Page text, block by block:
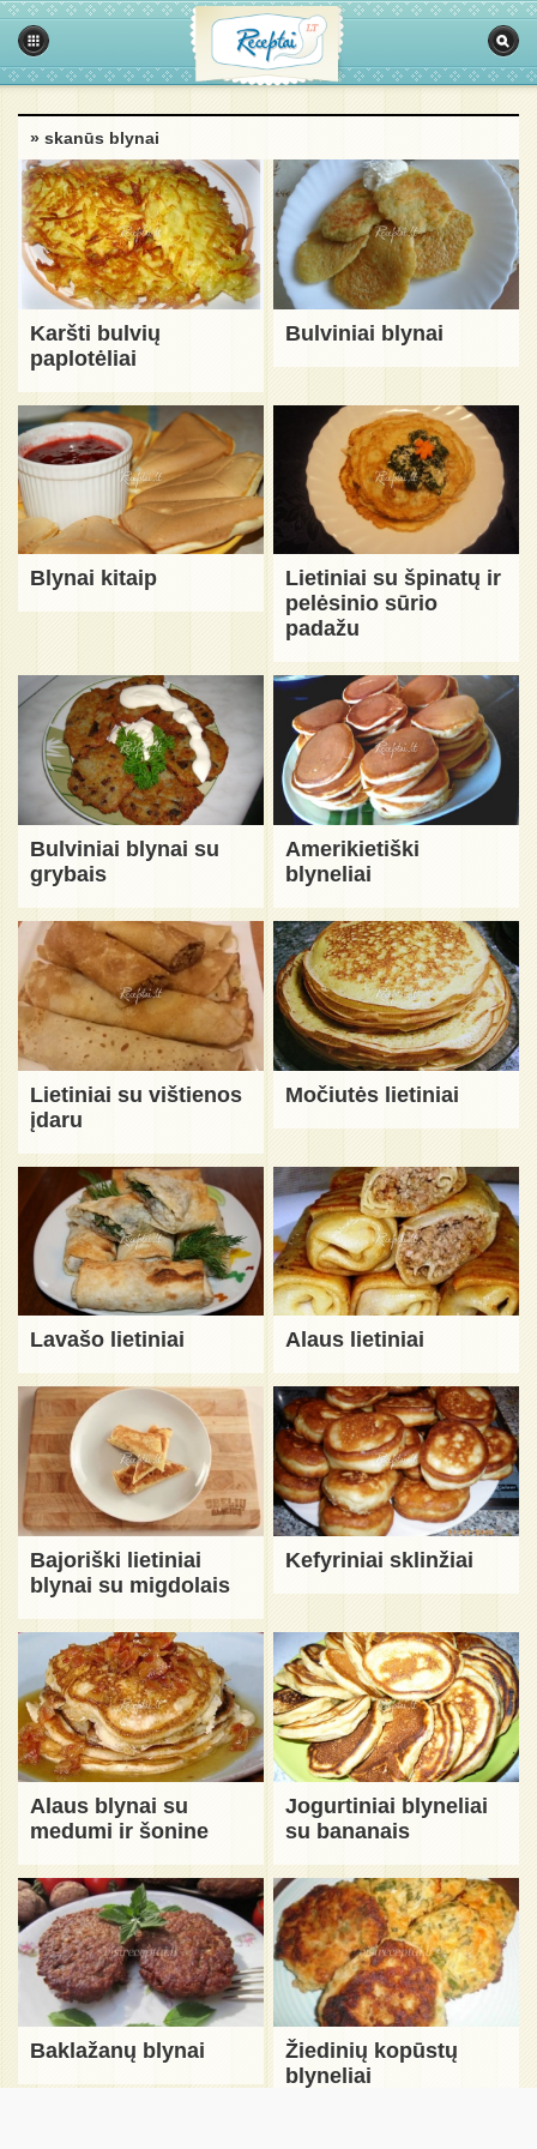
» skanūs blynai
Karšti bulvių
paplotėliai
Bulviniai blynai
Blynai kitaip
Lietiniai su špinatų ir
pelėsinio sūrio
padažu
Bulviniai blynai su
grybais
Amerikietiški
blyneliai
Lietiniai su vištienos
įdaru
Močiutės lietiniai
Lavašo lietiniai Alaus lietiniai
Bajoriški lietiniai
blynai su migdolais
Kefyriniai sklinžiai
Alaus blynai su
medumi ir šonine
Jogurtiniai blyneliai
su bananais
Baklažanų blynai
Žiedinių kopūstų
blyneliai